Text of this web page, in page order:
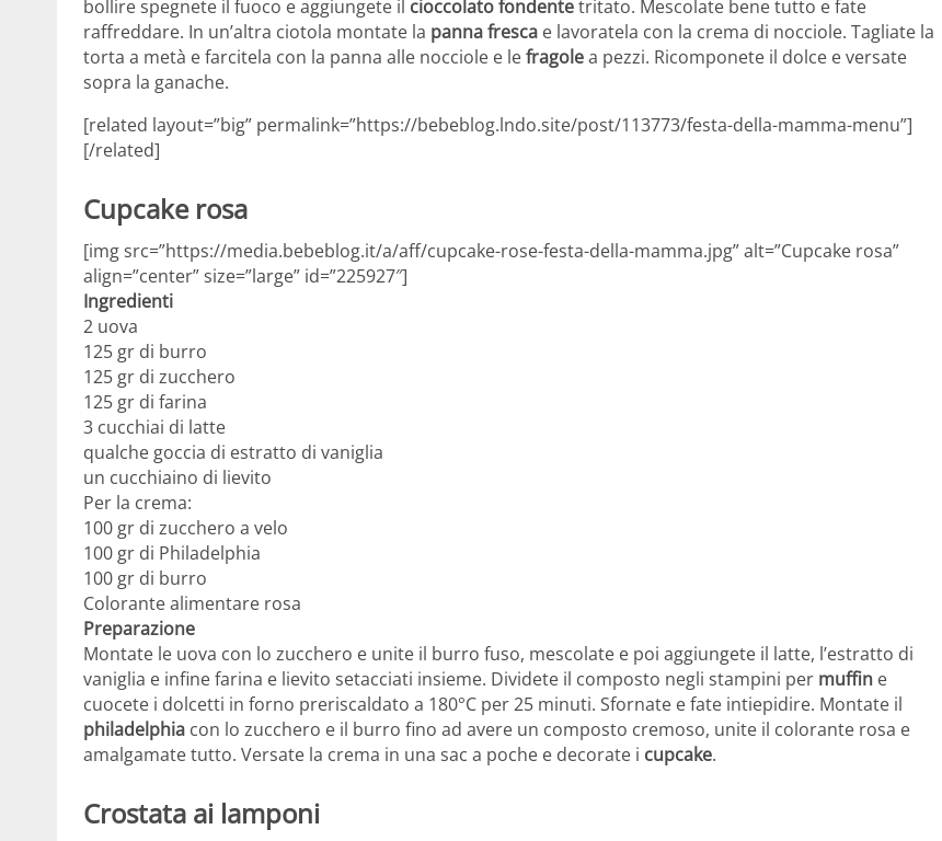
bollire spegnete il fuoco e aggiungete il cioccolato fondentetritato. Mescolate bene tutto e fate
raffreddare. In un’altra ciotola montate la panna fresca e lavoratela con la crema di nocciole. Tagliate la
torta a metà e farcitela con la panna alle nocciole e lefragolea pezzi. Ricomponete il dolce e versate
sopra la ganache.
[related layout=”big” permalink=”https://bebeblog.lndo.site/post/113773/festa-della-mamma-menu”]
[/related]
Cupcake rosa
[img src=”https://media.bebeblog.it/a/aff/cupcake-rose-festa-della-mamma.jpg” alt=”Cupcake rosa”
align=”center” size=”large” id=”225927″]
Ingredienti
2 uova
125 gr di burro
125 gr di zucchero
125 gr di farina
3 cucchiai di latte
qualche goccia di estratto di vaniglia
un cucchiaino di lievito
Per la crema:
100 gr di zucchero a velo
100 gr di Philadelphia
100 gr di burro
Colorante alimentare rosa
Preparazione
Montate le uova con lo zucchero e unite il burro fuso, mescolate e poi aggiungete il latte, l’estratto di
vaniglia e infine farina e lievito setacciati insieme. Dividete il composto negli stampini per muffin e
cuocete i dolcetti in forno preriscaldato a 180°C per 25 minuti. Sfornate e fate intiepidire. Montate il
philadelphia con lo zucchero e il burro fino ad avere un composto cremoso, unite il colorante rosa e
amalgamate tutto. Versate la crema in una sac a poche e decorate i cupcake.
Crostata ai lamponi